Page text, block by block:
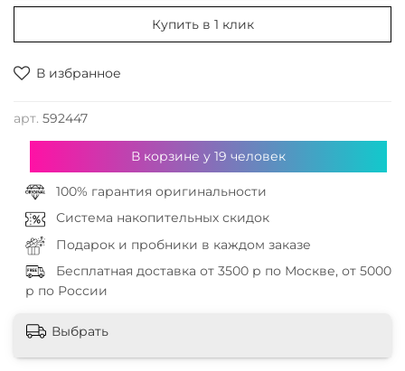
В избранное
арт. 592447
Купить в 1 клик
В корзине у 19 человек
100% гарантия оригинальности
Система накопительных скидок
Подарок и пробники в каждом заказе
Бесплатная доставка от 3500 р по Москве, от 5000
р по России
Выбрать